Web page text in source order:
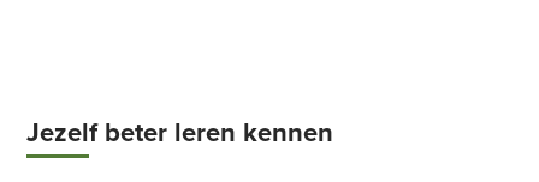
Jezelf beter leren kennen